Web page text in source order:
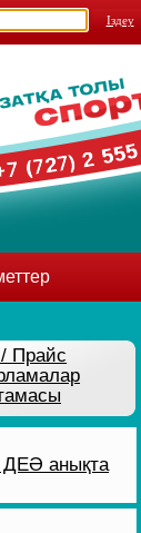
Прайс
ДЕӘ анықта